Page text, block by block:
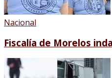
Nacional
Fiscalía de Morelos